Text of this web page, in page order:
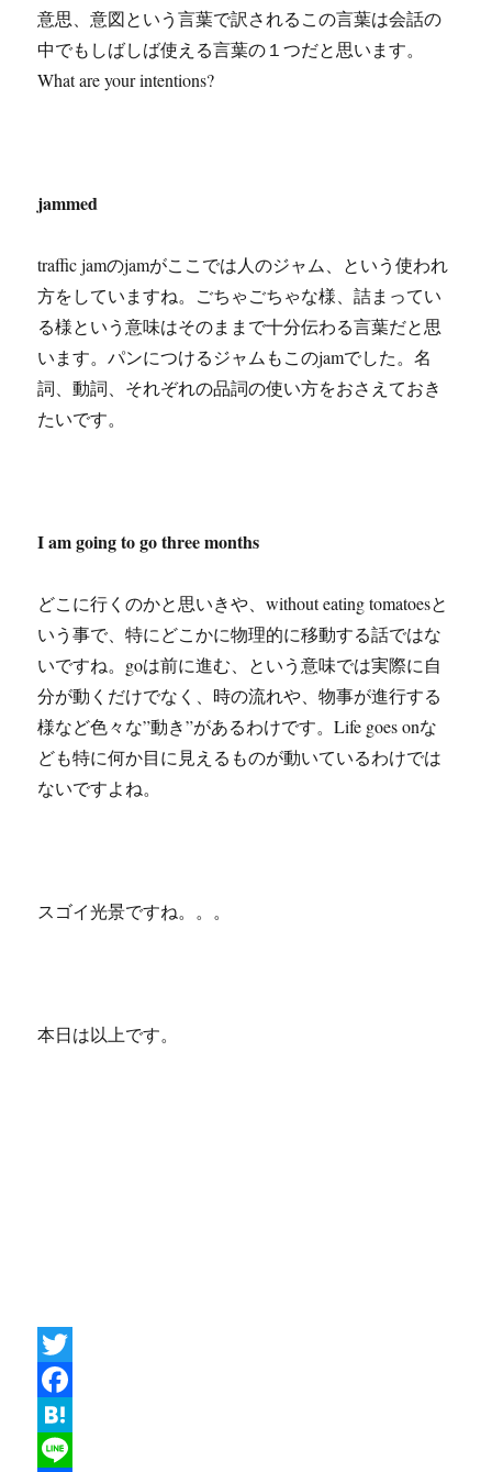
意思、意図という言葉で訳されるこの言葉は会話の
中でもしばしば使える言葉の１つだと思います。
What are your intentions?
jammed
traffic jamのjamがここでは人のジャム、という使われ
方をしていますね。ごちゃごちゃな様、詰まってい
る様という意味はそのままで十分伝わる言葉だと思
います。パンにつけるジャムもこのjamでした。名
詞、動詞、それぞれの品詞の使い方をおさえておき
たいです。
I am going to go three months
どこに行くのかと思いきや、without eating tomatoesと
いう事で、特にどこかに物理的に移動する話ではな
いですね。goは前に進む、という意味では実際に自
分が動くだけでなく、時の流れや、物事が進行する
様など色々な”動き”があるわけです。Life goes onな
ども特に何か目に見えるものが動いているわけでは
ないですよね。
スゴイ光景ですね。。。
本日は以上です。
T
w
i
F
aH